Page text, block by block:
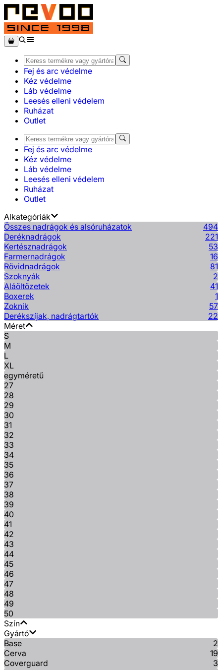
Fej és arc védelme
Kéz védelme
Láb védelme
Leesés elleni védelem
Ruházat
Outlet
Fej és arc védelme
Kéz védelme
Láb védelme
Leesés elleni védelem
Ruházat
Outlet
Alkategóriák
Összes nadrágok és alsóruházatok
494
Deréknadrágok
221
Kertésznadrágok
53
Farmernadrágok
16
Rövidnadrágok
81
Szoknyák
2
Aláöltözetek
41
Boxerek
1
Zoknik
57
Derékszíjak, nadrágtartók
22
Méret
S
M
L
XL
egyméretű
27
28
29
30
31
32
33
34
35
36
37
38
39
40
41
42
43
44
45
46
47
48
49
50
Szín
Gyártó
Base
2
Cerva
19
Coverguard
3